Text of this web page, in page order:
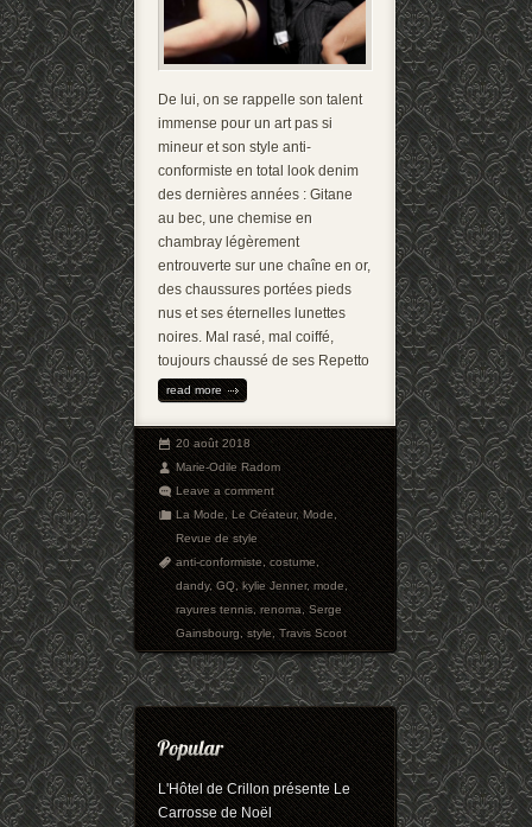
De lui, on se rappelle son talent
immense pour un art pas si
mineur et son style anti-
conformiste en total look denim
des dernières années : Gitane
au bec, une chemise en
chambray légèrement
entrouverte sur une chaîne en or,
des chaussures portées pieds
nus et ses éternelles lunettes
noires. Mal rasé, mal coiffé,
toujours chaussé de ses Repetto
read more
20 août 2018
Marie-Odile Radom
Leave a comment
La Mode,Le Créateur,Mode,
Revue de style
anti-conformiste,costume,
dandy,GQ,kylie Jenner,mode,
rayures tennis,renoma,Serge
Gainsbourg,style,Travis Scoot
L'Hôtel de Crillon présente Le
Carrosse de Noël